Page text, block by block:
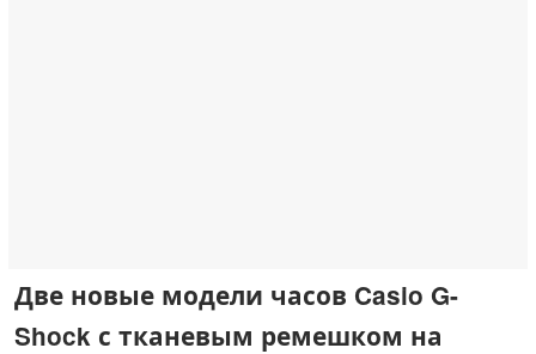
Две новые модели часов Casio G-
Shock с тканевым ремешком на